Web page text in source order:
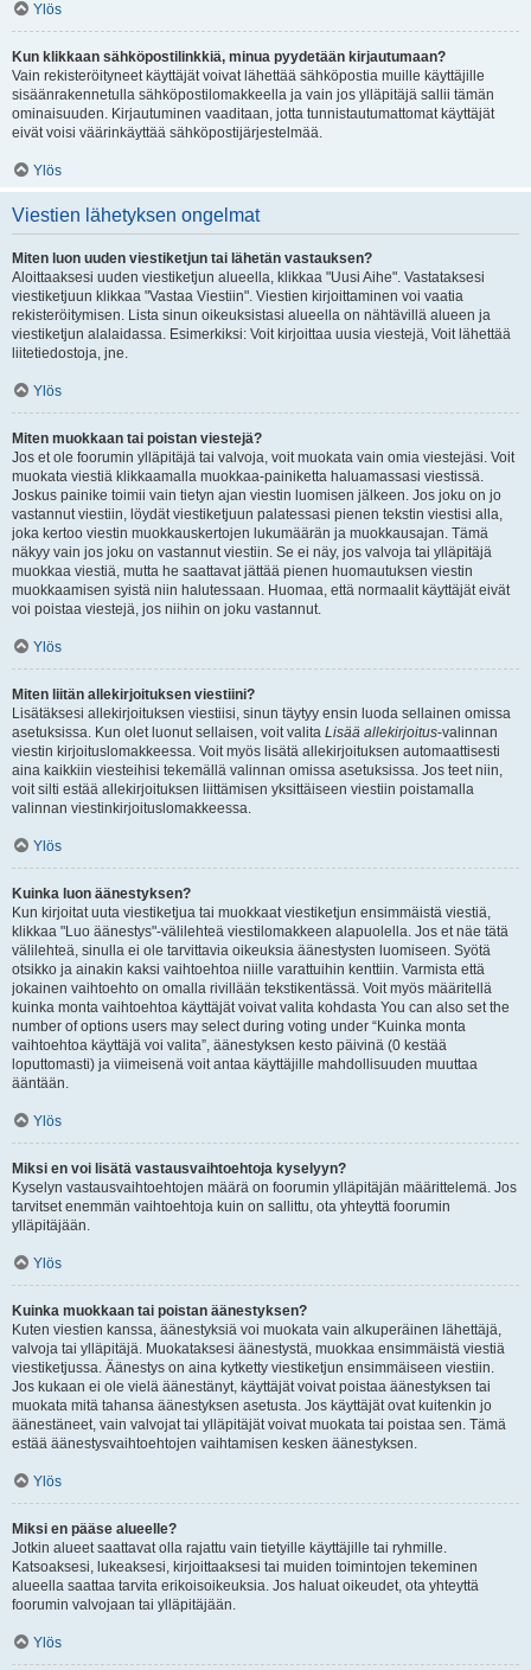
Ylös
Kun klikkaan sähköpostilinkkiä, minua pyydetään kirjautumaan?
Vain rekisteröityneet käyttäjät voivat lähettää sähköpostia muille käyttäjille
sisäänrakennetulla sähköpostilomakkeella ja vain jos ylläpitäjä sallii tämän
ominaisuuden. Kirjautuminen vaaditaan, jotta tunnistautumattomat käyttäjät
eivät voisi väärinkäyttää sähköpostijärjestelmää.
Ylös
Viestien lähetyksen ongelmat
Miten luon uuden viestiketjun tai lähetän vastauksen?
Aloittaaksesi uuden viestiketjun alueella, klikkaa "Uusi Aihe". Vastataksesi
viestiketjuun klikkaa "Vastaa Viestiin". Viestien kirjoittaminen voi vaatia
rekisteröitymisen. Lista sinun oikeuksistasi alueella on nähtävillä alueen ja
viestiketjun alalaidassa. Esimerkiksi: Voit kirjoittaa uusia viestejä, Voit lähettää
liitetiedostoja, jne.
Ylös
Miten muokkaan tai poistan viestejä?
Jos et ole foorumin ylläpitäjä tai valvoja, voit muokata vain omia viestejäsi. Voit
muokata viestiä klikkaamalla muokkaa-painiketta haluamassasi viestissä.
Joskus painike toimii vain tietyn ajan viestin luomisen jälkeen. Jos joku on jo
vastannut viestiin, löydät viestiketjuun palatessasi pienen tekstin viestisi alla,
joka kertoo viestin muokkauskertojen lukumäärän ja muokkausajan. Tämä
näkyy vain jos joku on vastannut viestiin. Se ei näy, jos valvoja tai ylläpitäjä
muokkaa viestiä, mutta he saattavat jättää pienen huomautuksen viestin
muokkaamisen syistä niin halutessaan. Huomaa, että normaalit käyttäjät eivät
voi poistaa viestejä, jos niihin on joku vastannut.
Ylös
Miten liitän allekirjoituksen viestiini?
Lisätäksesi allekirjoituksen viestiisi, sinun täytyy ensin luoda sellainen omissa
asetuksissa. Kun olet luonut sellaisen, voit valita Lisää allekirjoitus-valinnan
viestin kirjoituslomakkeessa. Voit myös lisätä allekirjoituksen automaattisesti
aina kaikkiin viesteihisi tekemällä valinnan omissa asetuksissa. Jos teet niin,
voit silti estää allekirjoituksen liittämisen yksittäiseen viestiin poistamalla
valinnan viestinkirjoituslomakkeessa.
Ylös
Kuinka luon äänestyksen?
Kun kirjoitat uuta viestiketjua tai muokkaat viestiketjun ensimmäistä viestiä,
klikkaa "Luo äänestys"-välilehteä viestilomakkeen alapuolella. Jos et näe tätä
välilehteä, sinulla ei ole tarvittavia oikeuksia äänestysten luomiseen. Syötä
otsikko ja ainakin kaksi vaihtoehtoa niille varattuihin kenttiin. Varmista että
jokainen vaihtoehto on omalla rivillään tekstikentässä. Voit myös määritellä
kuinka monta vaihtoehtoa käyttäjät voivat valita kohdasta You can also set the
number of options users may select during voting under “Kuinka monta
vaihtoehtoa käyttäjä voi valita”, äänestyksen kesto päivinä (0 kestää
loputtomasti) ja viimeisenä voit antaa käyttäjille mahdollisuuden muuttaa
ääntään.
Ylös
Miksi en voi lisätä vastausvaihtoehtoja kyselyyn?
Kyselyn vastausvaihtoehtojen määrä on foorumin ylläpitäjän määrittelemä. Jos
tarvitset enemmän vaihtoehtoja kuin on sallittu, ota yhteyttä foorumin
ylläpitäjään.
Ylös
Kuinka muokkaan tai poistan äänestyksen?
Kuten viestien kanssa, äänestyksiä voi muokata vain alkuperäinen lähettäjä,
valvoja tai ylläpitäjä. Muokataksesi äänestystä, muokkaa ensimmäistä viestiä
viestiketjussa. Äänestys on aina kytketty viestiketjun ensimmäiseen viestiin.
Jos kukaan ei ole vielä äänestänyt, käyttäjät voivat poistaa äänestyksen tai
muokata mitä tahansa äänestyksen asetusta. Jos käyttäjät ovat kuitenkin jo
äänestäneet, vain valvojat tai ylläpitäjät voivat muokata tai poistaa sen. Tämä
estää äänestysvaihtoehtojen vaihtamisen kesken äänestyksen.
Ylös
Miksi en pääse alueelle?
Jotkin alueet saattavat olla rajattu vain tietyille käyttäjille tai ryhmille.
Katsoaksesi, lukeaksesi, kirjoittaaksesi tai muiden toimintojen tekeminen
alueella saattaa tarvita erikoisoikeuksia. Jos haluat oikeudet, ota yhteyttä
foorumin valvojaan tai ylläpitäjään.
Ylös